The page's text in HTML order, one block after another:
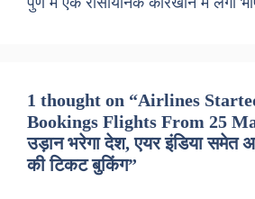
1 thought on “Airlines
Bookings Flights From 25
उड़ान भरेगा देश, एयर इंडिया समेत
की टिकट बुकिंग”